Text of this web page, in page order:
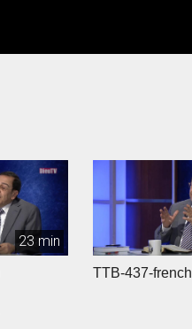
23 min
TTB-437-french